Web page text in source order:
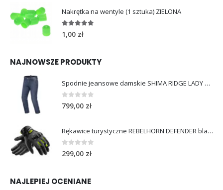
Nakrętka na wentyle (1 sztuka) ZIELONA
5.00 out of 5
1,00 zł
NAJNOWSZE PRODUKTY
Spodnie jeansowe damskie SHIMA RIDGE LADY blue
0out of 5
799,00 zł
Rękawice turystyczne REBELHORN DEFENDER black yellow fluo
0 out of 5
299,00 zł
NAJLEPIEJ OCENIANE